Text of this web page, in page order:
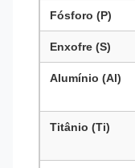
Fósforo (P)
Enxofre (S)
Alumínio (Al)
Titânio (Ti)